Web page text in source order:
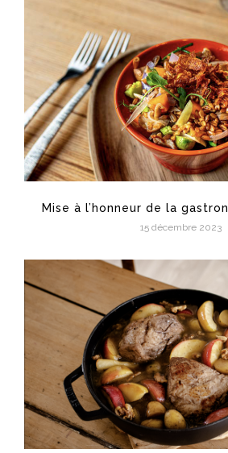
Mise à l’honneur de la
15 décembre 2023